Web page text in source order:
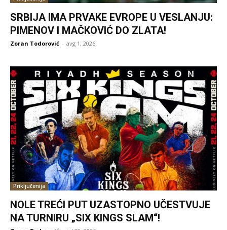
SRBIJA IMA PRVAKE EVROPE U VESLANJU:
PIMENOV I MAČKOVIĆ DO ZLATA!
Zoran Todorović - avg 1, 2026
Priključenija
NOLE TREĆI PUT UZASTOPNO UČESTVUJE
NA TURNIRU „SIX KINGS SLAM“!